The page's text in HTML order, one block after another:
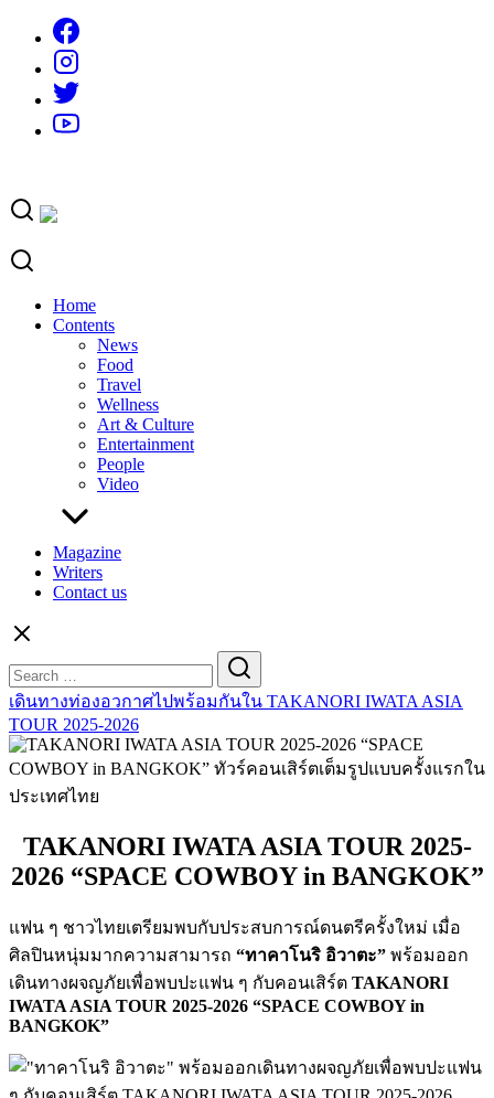
content
Home
Contents
News
Food
Travel
Wellness
Art & Culture
Entertainment
People
Video
Magazine
Writers
Contact us
for:
เดินทางท่องอวกาศไปพร้อมกันใน TAKANORI IWATA ASIA
TOUR 2025-2026
TAKANORI IWATA ASIA TOUR 2025-
2026 “SPACE COWBOY in BANGKOK”
แฟน ๆ ชาวไทยเตรียมพบกับประสบการณ์ดนตรีครั้งใหม่ เมื่อ
ศิลปินหนุ่มมากความสามารถ “ทาคาโนริ อิวาตะ” พร้อมออก
เดินทางผจญภัยเพื่อพบปะแฟน ๆ กับคอนเสิร์ต TAKANORI
IWATA ASIA TOUR 2025-2026 “SPACE COWBOY in
BANGKOK”